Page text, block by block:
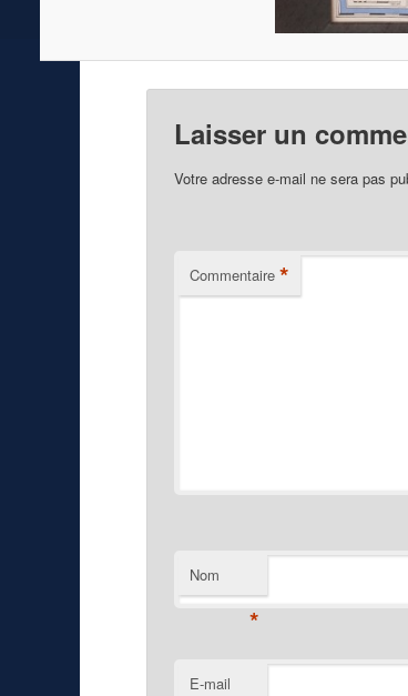
Laisser un
Votre adresse e-mail ne sera pas
Commentaire *
Nom
*
E-mail